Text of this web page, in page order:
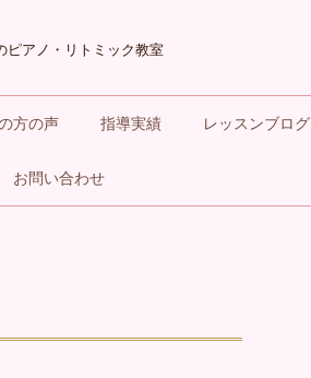
ピアノ・リトミック教室
方の声 指導実績 レッスンブログ
お問い合わせ